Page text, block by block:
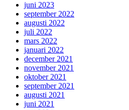
juni 2023
september 2022
augusti 2022
juli 2022
mars 2022
januari 2022
december 2021
november 2021
oktober 2021
september 2021
augusti 2021
juni 2021